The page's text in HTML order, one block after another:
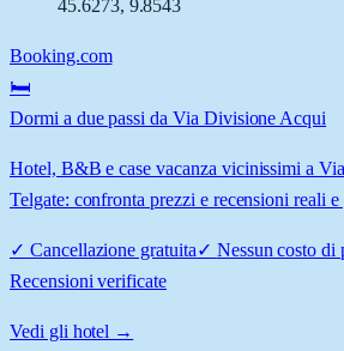
45.6273, 9.8543
Booking.com
🛏️
Dormi a due passi da Via Divisione Acqui
Hotel, B&B e case vacanza vicinissimi a
Telgate: confronta prezzi e recensioni reali
✓ Cancellazione gratuita✓ Nessun costo di
Recensioni verificate
Vedi gli hotel →